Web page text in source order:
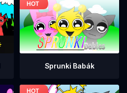
Sprunki Babák